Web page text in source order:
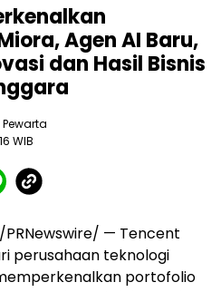
Agen AI Baru,
dan Hasil Bisnis
WIB
/PRNewswire/ — Tencent
perusahaan teknologi
portofolio